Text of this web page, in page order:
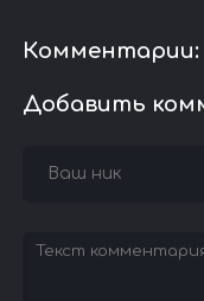
Комментарии:
Добавить